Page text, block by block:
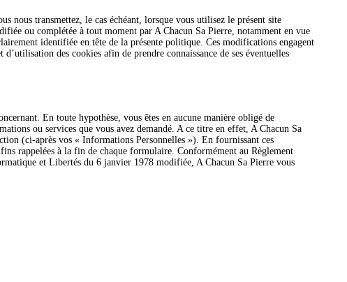
transmettez, le cas échéant, lorsque vous utilisez le présent site
ou complétée à tout moment par A Chacun Sa Pierre, notamment en vue
identifiée en tête de la présente politique. Ces modifications engagent
des cookies afin de prendre connaissance de ses éventuelles
En toute hypothèse, vous êtes en aucune manière obligé de
ou services que vous avez demandé. A ce titre en effet, A Chacun Sa
(ci-après vos « Informations Personnelles »). En fournissant ces
rappelées à la fin de chaque formulaire. Conformément au Règlement
et Libertés du 6 janvier 1978 modifiée, A Chacun Sa Pierre vous